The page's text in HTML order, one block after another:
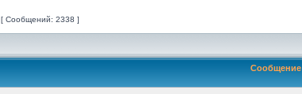
[ Сообщений: 2338 ]
Сообщение